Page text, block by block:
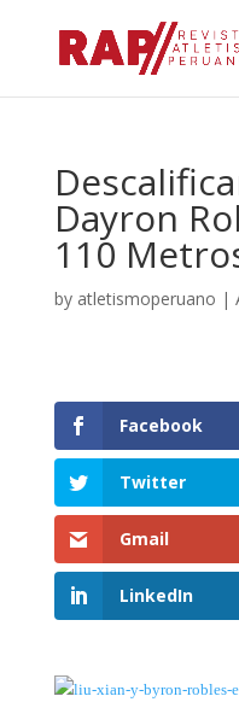
Dayron
110
by atletismoperuano |
Facebook
Twitter
Gmail
LinkedIn